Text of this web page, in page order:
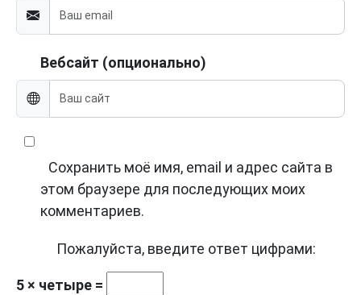
Вебсайт (опционально)
Сохранить моё имя, email и адрес сайта в
этом браузере для последующих моих
комментариев.
Пожалуйста, введите ответ цифрами:
5 × четыре =